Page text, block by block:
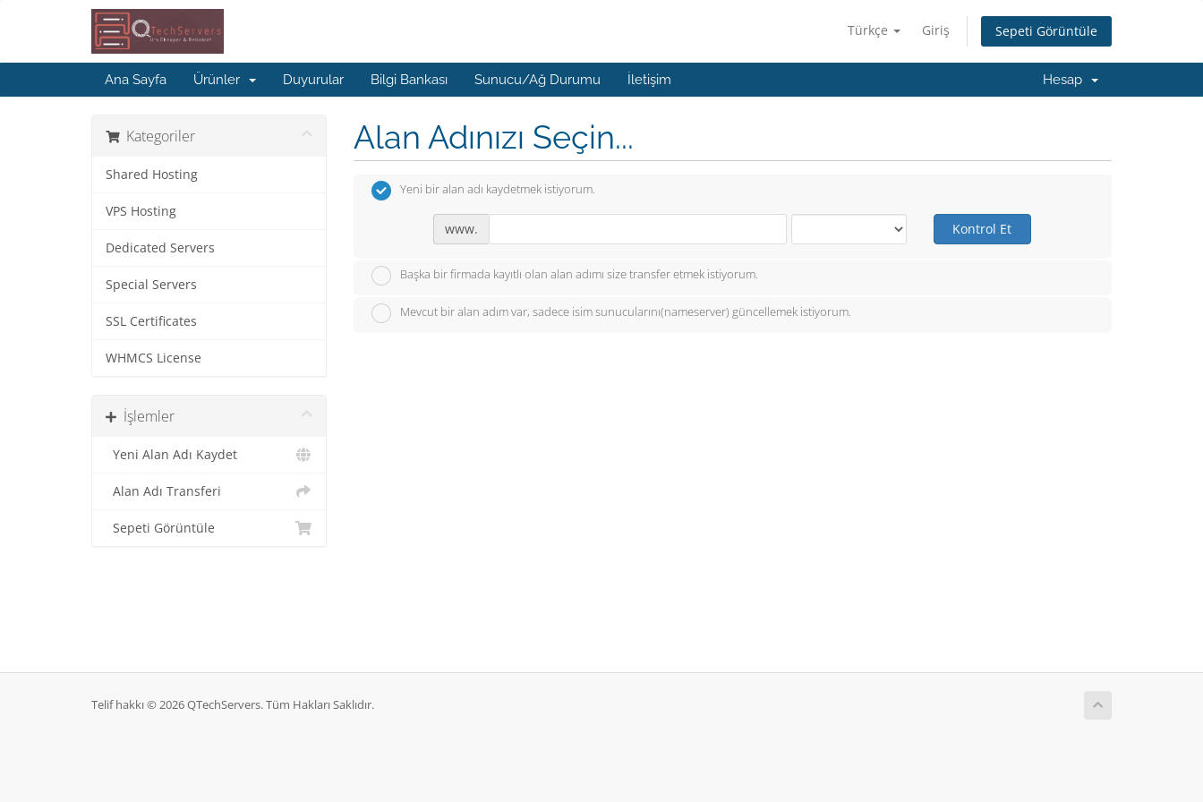
Türkçe Giriş Sepeti Görüntüle
Ana Sayfa Ürünler Duyurular Bilgi Bankası Sunucu/Ağ Durumu İletişim Hesap
Kategoriler
Shared Hosting
VPS Hosting
Dedicated Servers
Special Servers
SSL Certificates
WHMCS License
İşlemler
Yeni Alan Adı Kaydet
Alan Adı Transferi
Sepeti Görüntüle
Alan Adınızı Seçin...
Yeni bir alan adı kaydetmek istiyorum.
www. Kontrol Et
Başka bir firmada kayıtlı olan alan adımı size transfer etmek istiyorum.
Mevcut bir alan adım var, sadece isim sunucularını(nameserver) güncellemek istiyorum.
Telif hakkı © 2026 QTechServers. Tüm Hakları Saklıdır.